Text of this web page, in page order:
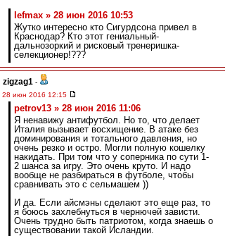
lefmax » 28 июн 2016 10:53
Жутко интересно кто Сигурдсона привел в
Краснодар? Кто этот гениальный-
дальнозоркий и рисковый тренеришка-
селекционер!???
zigzag1 -
28 июн 2016 12:15
petrov13 » 28 июн 2016 11:06
Я ненавижу антифутбол. Но то, что делает
Италия вызывает восхищение. В атаке без
доминирования и тотального давления, но
очень резко и остро. Могли полную кошелку
накидать. При том что у соперника по сути 1-
2 шанса за игру. Это очень круто. И надо
вообще не разбираться в футболе, чтобы
сравнивать это с сельмашем ))
И да. Если айсмэны сделают это еще раз, то
я боюсь захлебнуться в чернючей зависти.
Очень трудно быть патриотом, когда знаешь о
существовании такой Исландии.